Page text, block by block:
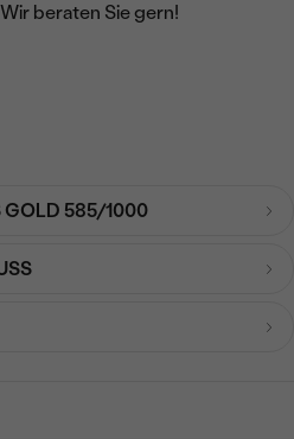
Wir beraten Sie gern!
GOLD 585/1000